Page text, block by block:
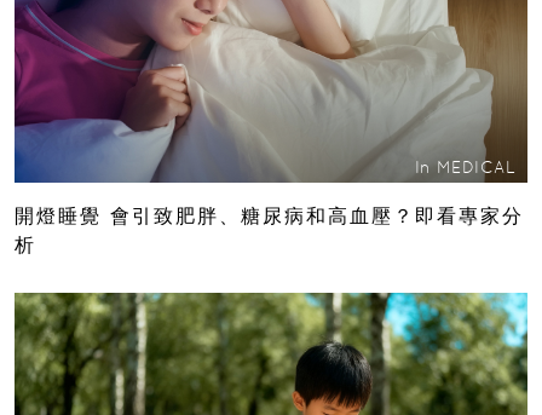
In MEDICAL
開燈睡覺 會引致肥胖、糖尿病和高血壓？即看專家分
析